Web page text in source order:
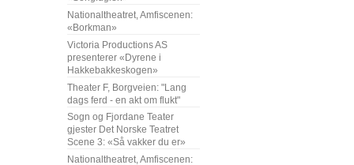
Nationaltheatret, Amfiscenen:
«Borkman»
Victoria Productions AS
presenterer «Dyrene i
Hakkebakkeskogen»
Theater F, Borgveien: "Lang
dags ferd - en akt om flukt"
Sogn og Fjordane Teater
gjester Det Norske Teatret
Scene 3: «Så vakker du er»
Nationaltheatret, Amfiscenen: